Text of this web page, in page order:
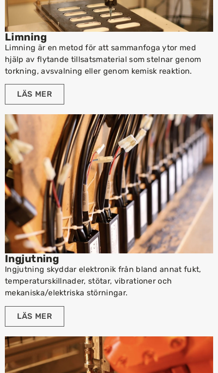
Limning
Limning är en metod för att sammanfoga ytor med
hjälp av flytande tillsatsmaterial som stelnar genom
torkning, avsvalning eller genom kemisk reaktion.
LÄS MER
Ingjutning
Ingjutning skyddar elektronik från bland annat fukt,
temperaturskillnader, stötar, vibrationer och
mekaniska/elektriska störningar.
LÄS MER